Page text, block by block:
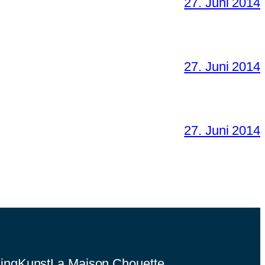
27. Juni 2014
27. Juni 2014